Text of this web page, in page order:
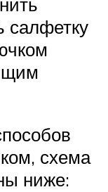
салфетку
схема
ниже: